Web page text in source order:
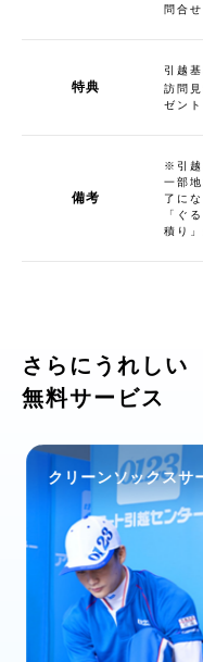
問合
特典
引越
訪問
ゼント
備考
※引越
一部
了に
「ぐ
積り
さらにうれしい
無料サービス
クリーンソックスサ